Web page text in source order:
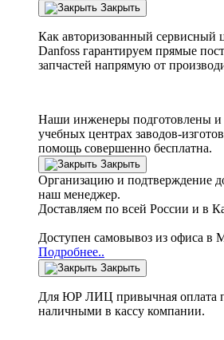
Закрыть
Как авторизованный сервисный
Danfoss гарантируем прямые
запчастей напрямую от
Наши инженеры подготовлены и
учебных центрах заводов-
помощь совершенно бесплатна.
Закрыть
Организацию и подтверждение
наш менеджер.
Доставляем по всей России
Доступен самовывоз из офиса в
Подробнее..
Закрыть
Для ЮР ЛИЦ привычная оплата
наличными в кассу компании.